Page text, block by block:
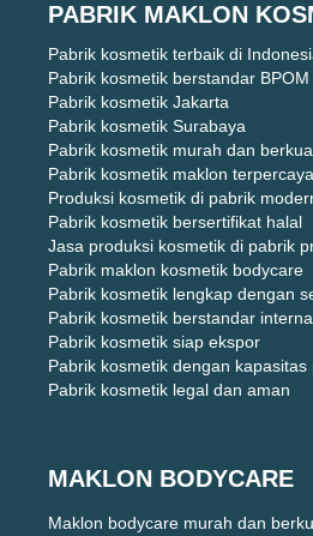
PABRIK MAKLON
Pabrik kosmetik terbaik di
Pabrik kosmetik berstandar BPOM
Pabrik kosmetik Jakarta
Pabrik kosmetik Surabaya
Pabrik kosmetik murah dan
Pabrik kosmetik maklon terpercaya
Produksi kosmetik di pabrik
Pabrik kosmetik bersertifikat halal
Jasa produksi kosmetik di pabrik
Pabrik maklon kosmetik bodycare
Pabrik kosmetik lengkap dengan
Pabrik kosmetik berstandar
Pabrik kosmetik siap ekspor
Pabrik kosmetik dengan
Pabrik kosmetik legal dan aman
MAKLON BODYCARE
Maklon bodycare murah dan